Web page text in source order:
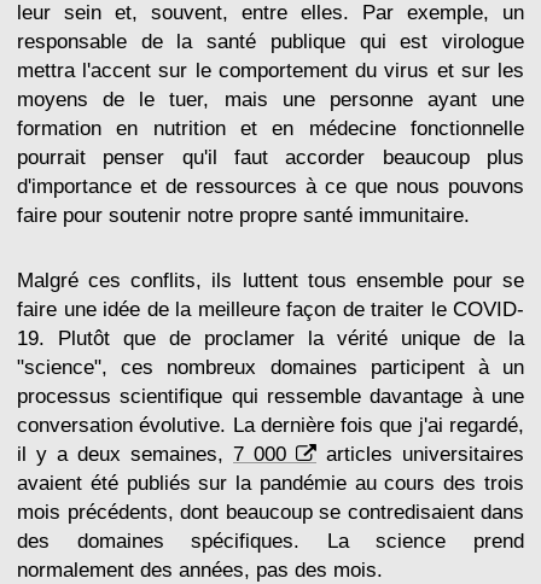
leur sein et, souvent, entre elles. Par exemple, un
responsable de la santé publique qui est virologue
mettra l'accent sur le comportement du virus et sur les
moyens de le tuer, mais une personne ayant une
formation en nutrition et en médecine fonctionnelle
pourrait penser qu'il faut accorder beaucoup plus
d'importance et de ressources à ce que nous pouvons
faire pour soutenir notre propre santé immunitaire.
Malgré ces conflits, ils luttent tous ensemble pour se
faire une idée de la meilleure façon de traiter le COVID-
19. Plutôt que de proclamer la vérité unique de la
"science", ces nombreux domaines participent à un
processus scientifique qui ressemble davantage à une
conversation évolutive. La dernière fois que j'ai regardé,
il y a deux semaines, 7 000
articles universitaires
avaient été publiés sur la pandémie au cours des trois
mois précédents, dont beaucoup se contredisaient dans
des domaines spécifiques. La science prend
normalement des années, pas des mois.